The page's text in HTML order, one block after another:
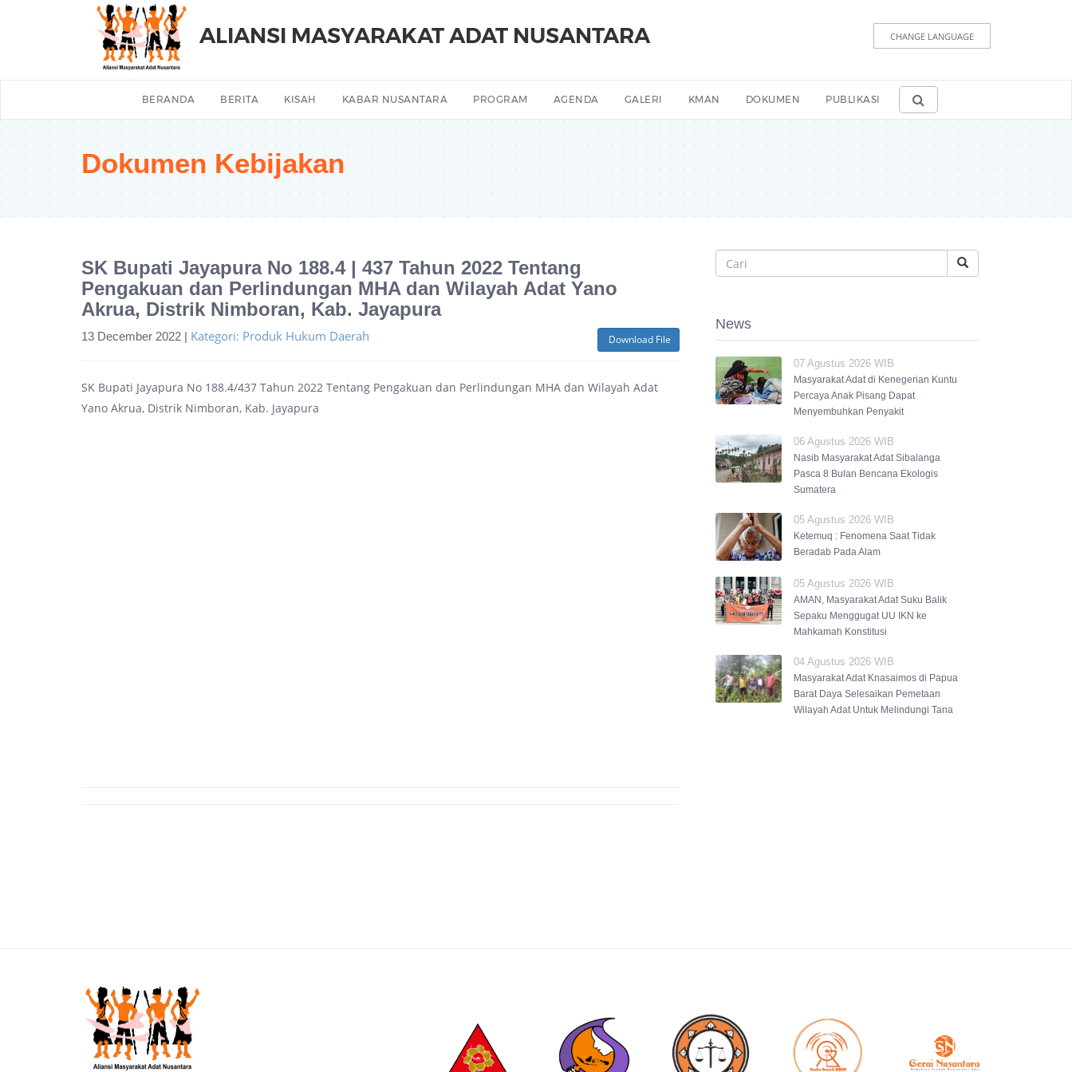
ALIANSI MASYARAKAT ADAT NUSANTARA CHANGE LANGUAGE
BERANDA BERITA KISAH KABAR NUSANTARA PROGRAM AGENDA GALERI KMAN DOKUMEN PUBLIKASI
Dokumen Kebijakan
SK Bupati Jayapura No 188.4 | 437 Tahun 2022 Tentang
Pengakuan dan Perlindungan MHA dan Wilayah Adat Yano
Akrua, Distrik Nimboran, Kab. Jayapura
Download File
13 December 2022 | Kategori: Produk Hukum Daerah
SK Bupati Jayapura No 188.4/437 Tahun 2022 Tentang Pengakuan dan Perlindungan MHA dan Wilayah Adat
Yano Akrua, Distrik Nimboran, Kab. Jayapura
News
07 Agustus 2026 WIB
Masyarakat Adat di Kenegerian Kuntu
Percaya Anak Pisang Dapat
Menyembuhkan Penyakit
06 Agustus 2026 WIB
Nasib Masyarakat Adat Sibalanga
Pasca 8 Bulan Bencana Ekologis
Sumatera
05 Agustus 2026 WIB
Ketemuq : Fenomena Saat Tidak
Beradab Pada Alam
05 Agustus 2026 WIB
AMAN, Masyarakat Adat Suku Balik
Sepaku Menggugat UU IKN ke
Mahkamah Konstitusi
04 Agustus 2026 WIB
Masyarakat Adat Knasaimos di Papua
Barat Daya Selesaikan Pemetaan
Wilayah Adat Untuk Melindungi Tana